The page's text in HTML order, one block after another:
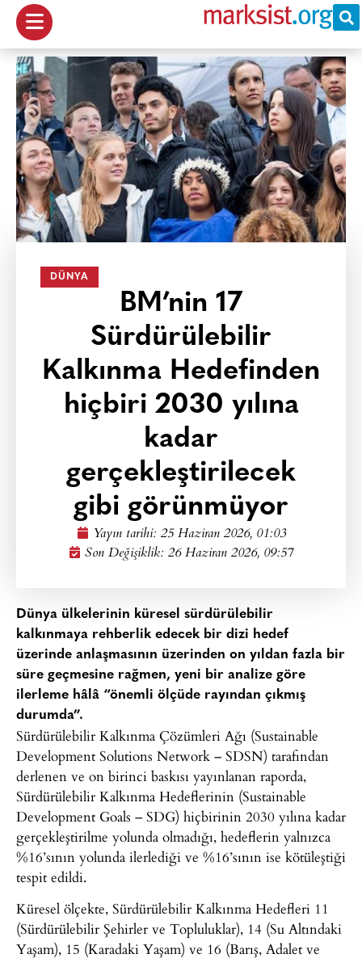
DÜNYA
BM’nin 17
Sürdürülebilir
Kalkınma Hedefinden
hiçbiri 2030 yılına
kadar
gerçekleştirilecek
gibi görünmüyor
Yayın tarihi: 25 Haziran 2026, 01:03
Son Değişiklik: 26 Haziran 2026, 09:57
Dünya ülkelerinin küresel sürdürülebilir
kalkınmaya rehberlik edecek bir dizi hedef
üzerinde anlaşmasının üzerinden on yıldan fazla bir
süre geçmesine rağmen, yeni bir analize göre
ilerleme hâlâ “önemli ölçüde rayından çıkmış
durumda”.
Sürdürülebilir Kalkınma Çözümleri Ağı (Sustainable
Development Solutions Network – SDSN) tarafından
derlenen ve on birinci baskısı yayınlanan raporda,
Sürdürülebilir Kalkınma Hedeflerinin (Sustainable
Development Goals – SDG) hiçbirinin 2030 yılına kadar
gerçekleştirilme yolunda olmadığı, hedeflerin yalnızca
%16’sının yolunda ilerlediği ve %16’sının ise kötüleştiği
tespit edildi.
Küresel ölçekte, Sürdürülebilir Kalkınma Hedefleri 11
(Sürdürülebilir Şehirler ve Topluluklar), 14 (Su Altındaki
Yaşam), 15 (Karadaki Yaşam) ve 16 (Barış, Adalet ve